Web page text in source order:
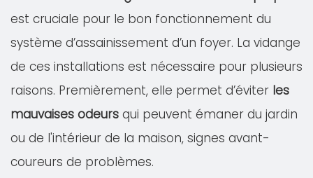
est cruciale pour le bon fonctionnement du
système d’assainissement d’un foyer. La vidange
de ces installations est nécessaire pour plusieurs
raisons. Premièrement, elle permet d’éviter les
mauvaises odeurs qui peuvent émaner du jardin
ou de l'intérieur de la maison, signes avant-
coureurs de problèmes.